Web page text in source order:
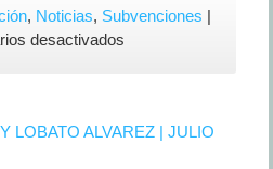
, Noticias, Subvenciones |
desactivados
Cese
LOBATO ALVAREZ| JULIO